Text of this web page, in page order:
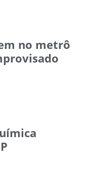
no metrô